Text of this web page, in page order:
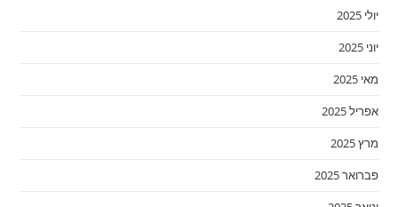
יולי 2025
יוני 2025
מאי 2025
אפריל 2025
מרץ 2025
פברואר 2025